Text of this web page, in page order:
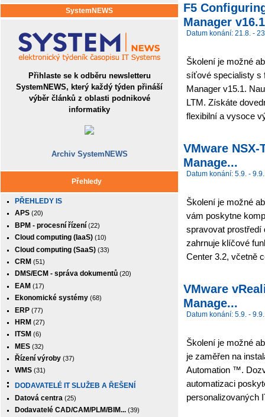
SystemNEWS
Přihlaste se k odběru newsletteru
SystemNEWS, který každý týden přináší
výběr článků z oblasti podnikové
informatiky
Archiv SystemNEWS
Přehledy
PŘEHLEDY IS
APS (20)
BPM - procesní řízení (22)
Cloud computing (IaaS) (10)
Cloud computing (SaaS) (33)
CRM (51)
DMS/ECM - správa dokumentů (20)
EAM (17)
Ekonomické systémy (68)
ERP (77)
HRM (27)
ITSM (6)
MES (32)
Řízení výroby (37)
WMS (31)
DODAVATELÉ IT SLUŽEB A ŘEŠENÍ
Datová centra (25)
Dodavatelé CAD/CAM/PLM/BIM... (39)
F5
Manager
Datum konání: 21.8. -
Školení je možné
síťové specialisty s
Manager v15.1.
LTM. Získáte
flexibilní a vysoce
VMware
Manage...
Datum konání: 5.9. - 9.9.
Školení je možné
vám poskytne
spravovat
zahrnuje klíčové
Center 3.2, včetně
VMware
Manage...
Datum konání: 5.9. - 9.9.
Školení je možné
je zaměřen na
Automation ™.
automatizaci
personalizovaných